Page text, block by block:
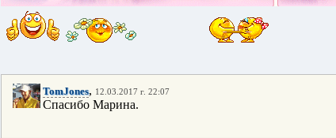
TomJones, 12.03.2017 г. 22:07
Спасибо Марина.